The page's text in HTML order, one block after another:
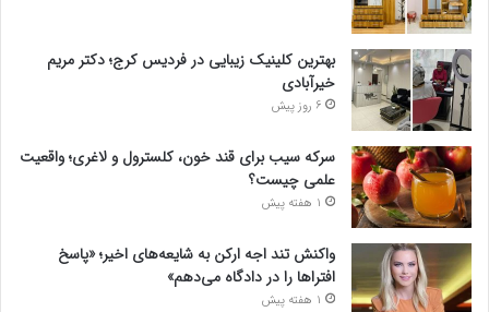
بهترین کلینیک زیبایی در فردیس کرج؛ دکتر مریم
خیرآبادی
6 روز پیش
سرکه سیب برای قند خون، کلسترول و لاغری؛ واقعیت
علمی چیست؟
1 هفته پیش
واکنش تند اجه ارکن به شایعه‌های اخیر؛ «پاسخ
افتراها را در دادگاه می‌دهم»
1 هفته پیش